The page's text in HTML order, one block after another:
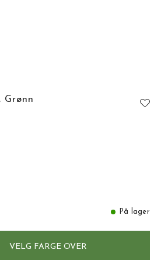
Grønn
På lager
VELG FARGE OVER